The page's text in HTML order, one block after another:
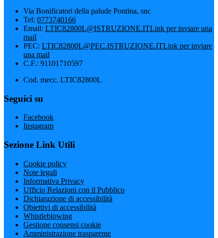
Via Bonificatori della palude Pontina, snc
Tel: 0773740166
Email: LTIC82800L@ISTRUZIONE.ITLink per inviare una
mail
PEC: LTIC82800L@PEC.ISTRUZIONE.ITLink per inviare
una mail
C.F.: 91101710597
Cod. mecc. LTIC82800L
Seguici su
Facebook
Instagram
Sezione Link Utili
Cookie policy
Note legali
Informativa Privacy
Ufficio Relazioni con il Pubblico
Dichiarazione di accessibilità
Obiettivi di accessibilità
Whistleblowing
Gestione consensi cookie
Amministrazione trasparente